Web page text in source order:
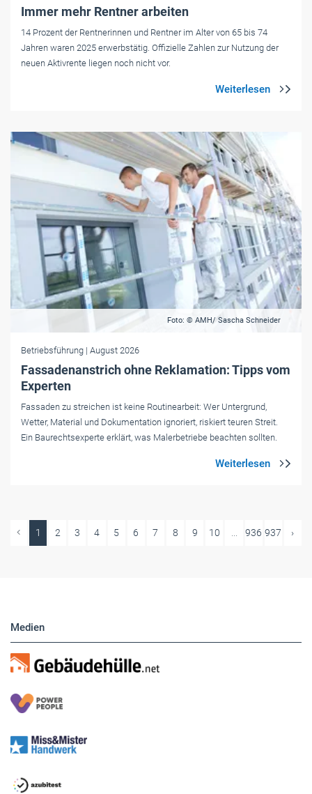
Immer mehr Rentner arbeiten
14 Prozent der Rentnerinnen und Rentner im Alter von 65 bis 74
Jahren waren 2025 erwerbstätig. Offizielle Zahlen zur Nutzung der
neuen Aktivrente liegen noch nicht vor.
Foto: © AMH/ Sascha Schneider
Betriebsführung | August 2026
Fassadenanstrich ohne Reklamation: Tipps vom
Experten
Fassaden zu streichen ist keine Routinearbeit: Wer Untergrund,
Wetter, Material und Dokumentation ignoriert, riskiert teuren Streit.
Ein Baurechtsexperte erklärt, was Malerbetriebe beachten sollten.
1 2 3 4 5 6 7 8 9 10 ... 936 937 ›
Medien